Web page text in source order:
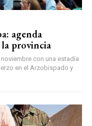
agenda
provincia
con una estadía
en el Arzobispado y